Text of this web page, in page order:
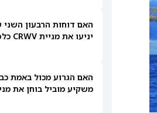
האם דוחות הרבעון השני
יניעו את מניית CRWV כלפי מעלה?
האם הגרוע מכול באמת
משקיע מוביל בוחן את